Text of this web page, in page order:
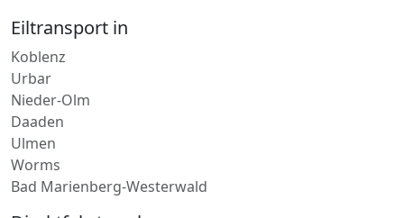
Urbar
Nieder-Olm
Daaden
Ulmen
Worms
Bad Marienberg-Westerwald
Direktfahrt nach